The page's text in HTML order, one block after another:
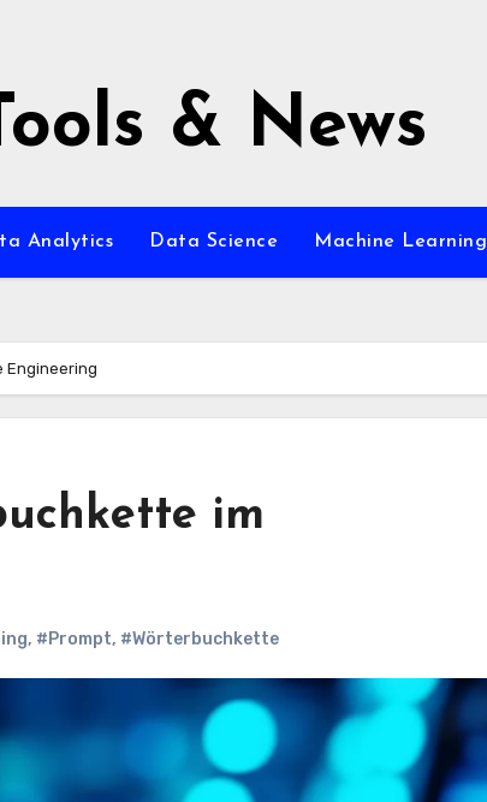
& News
Analytics Data Science Machine Learning
Engineering
im
, #Prompt, #Wörterbuchkette